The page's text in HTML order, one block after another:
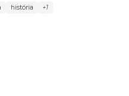
história +1